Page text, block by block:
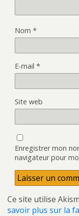
Nom *
E-mail *
Site web
Enregistrer mon
navigateur pour
Ce site utilise
savoir plus sur la